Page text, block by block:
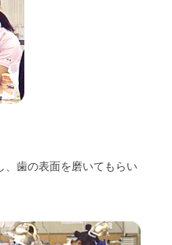
、歯の表面を磨いてもらい